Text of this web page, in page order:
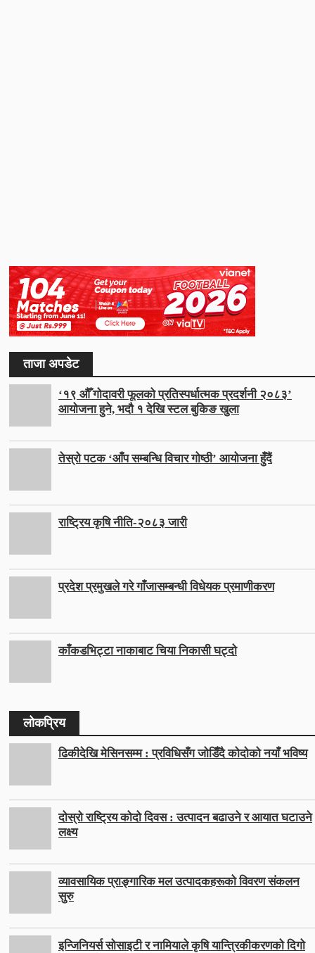
ताजा अपडेट
‘१९ औँ गोदावरी फूलको प्रतिस्पर्धात्मक प्रदर्शनी २०८३’
आयोजना हुने, भदौ १ देखि स्टल बुकिङ खुला
तेस्रो पटक ‘आँप सम्बन्धि विचार गोष्ठी’ आयोजना हुँदैं
राष्ट्रिय कृषि नीति-२०८३ जारी
प्रदेश प्रमुखले गरे गाँजासम्बन्धी विधेयक प्रमाणीकरण
काँकडभिट्टा नाकाबाट चिया निकासी घट्दो
लोकप्रिय
ढिकीदेखि मेसिनसम्म : प्रविधिसँग जोडिँदै कोदोको नयाँ भविष्य
दोस्रो राष्ट्रिय कोदो दिवस : उत्पादन बढाउने र आयात घटाउने
लक्ष्य
व्यावसायिक प्राङ्गारिक मल उत्पादकहरूको विवरण संकलन
सुरु
इन्जिनियर्स सोसाइटी र नामियाले कृषि यान्त्रिकीकरणको दिगो